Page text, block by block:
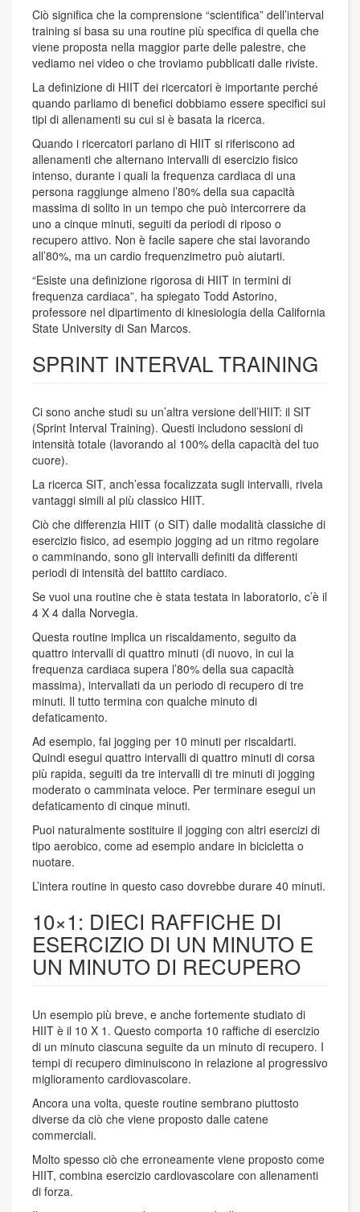
Ciò significa che la comprensione “scientifica” dell’interval
training si basa su una routine più specifica di quella che
viene proposta nella maggior parte delle palestre, che
vediamo nei video o che troviamo pubblicati dalle riviste.
La definizione di HIIT dei ricercatori è importante perché
quando parliamo di benefici dobbiamo essere specifici sui
tipi di allenamenti su cui si è basata la ricerca.
Quando i ricercatori parlano di HIIT si riferiscono ad
allenamenti che alternano intervalli di esercizio fisico
intenso, durante i quali la frequenza cardiaca di una
persona raggiunge almeno l’80% della sua capacità
massima di solito in un tempo che può intercorrere da
uno a cinque minuti, seguiti da periodi di riposo o
recupero attivo. Non è facile sapere che stai lavorando
all’80%, ma un cardio frequenzimetro può aiutarti.
“Esiste una definizione rigorosa di HIIT in termini di
frequenza cardiaca”, ha spiegato Todd Astorino,
professore nel dipartimento di kinesiologia della California
State University di San Marcos.
SPRINT INTERVAL TRAINING
Ci sono anche studi su un’altra versione dell’HIIT: il SIT
(Sprint Interval Training). Questi includono sessioni di
intensità totale (lavorando al 100% della capacità del tuo
cuore).
La ricerca SIT, anch’essa focalizzata sugli intervalli, rivela
vantaggi simili al più classico HIIT.
Ciò che differenzia HIIT (o SIT) dalle modalità classiche di
esercizio fisico, ad esempio jogging ad un ritmo regolare
o camminando, sono gli intervalli definiti da differenti
periodi di intensità del battito cardiaco.
Se vuoi una routine che è stata testata in laboratorio, c’è il
4 X 4 dalla Norvegia.
Questa routine implica un riscaldamento, seguito da
quattro intervalli di quattro minuti (di nuovo, in cui la
frequenza cardiaca supera l’80% della sua capacità
massima), intervallati da un periodo di recupero di tre
minuti. Il tutto termina con qualche minuto di
defaticamento.
Ad esempio, fai jogging per 10 minuti per riscaldarti.
Quindi esegui quattro intervalli di quattro minuti di corsa
più rapida, seguiti da tre intervalli di tre minuti di jogging
moderato o camminata veloce. Per terminare esegui un
defaticamento di cinque minuti.
Puoi naturalmente sostituire il jogging con altri esercizi di
tipo aerobico, come ad esempio andare in bicicletta o
nuotare.
L’intera routine in questo caso dovrebbe durare 40 minuti.
10×1: DIECI RAFFICHE DI
ESERCIZIO DI UN MINUTO E
UN MINUTO DI RECUPERO
Un esempio più breve, e anche fortemente studiato di
HIIT è il 10 X 1. Questo comporta 10 raffiche di esercizio
di un minuto ciascuna seguite da un minuto di recupero. I
tempi di recupero diminuiscono in relazione al progressivo
miglioramento cardiovascolare.
Ancora una volta, queste routine sembrano piuttosto
diverse da ciò che viene proposto dalle catene
commerciali.
Molto spesso ciò che erroneamente viene proposto come
HIIT, combina esercizio cardiovascolare con allenamenti
di forza.